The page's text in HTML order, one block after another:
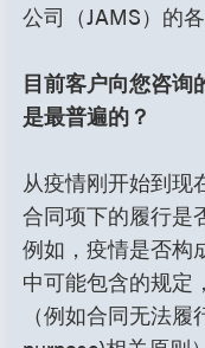
公司（JAMS）的各
目前客户向您咨询
是最普遍的？
从疫情刚开始到现
合同项下的履行是
例如，疫情是否构
中可能包含的规定
（例如合同无法